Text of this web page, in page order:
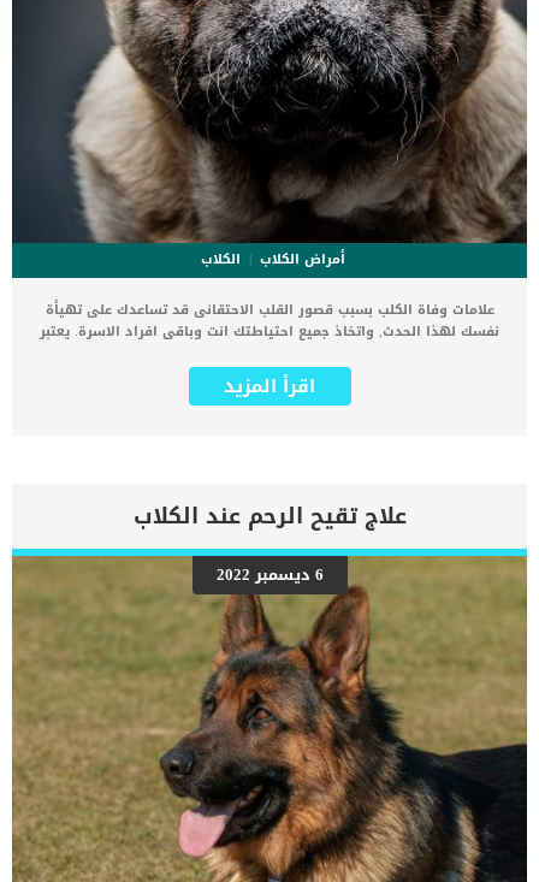
أمراض الكلاب
الكلاب
علامات وفاة الكلب بسبب قصور القلب الاحتقانى قد تساعدك على تهيأة
نفسك لهذا الحدث, واتخاذ جميع احتياطتك انت وباقى افراد الاسرة. يعتبر
يتعرض لها جميع الكائنات الحية بما فى ذلك الكلاب والقطط. كما ان القلب
يعتبر عضوا رئيسيا فى جسم الكلاب, واى قصور به يعتبر قصور فى باقى
اعراض وعلامات تضخم القلب عند الكلاب فى هذا المقال سنطلعك على
بعض العلامات التي تشير إلى أن كلبك قد اقترب من مرحلة يحتافيها إلى
رعاية المسنين أو قد تفكر في القتل الرحيم. يمكننا اختصار هذه العلامات
على شكل مجموعة من المراحل التى يتدرجها الكلب الى ان يصل الى
النهاية. اهم علامات وفاة الكلاب بسبب قصور القلب الاحتقانى كما ذكرنا
ستكون هذه العلامات عبارة عن مراحل متدرجة الى المرحلة الاخيرة وهى
الوفاة. _المرحلة الاولى, تظهر ان الكلب معرض لخطر الإصابة بسرطان
القلب ، ولكن ليس لديه أعراض ولا تغييرات في القلب. _المرحلة
الثانية,يعاني الكلب […]
اقرأ المزيد
علاج تقيح الرحم عند الكلاب
6 ديسمبر 2022